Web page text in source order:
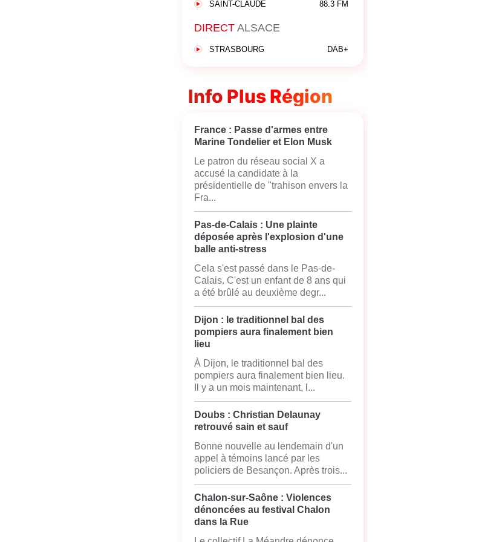
SAINT-CLAUDE 88.3 FM
DIRECTALSACE
STRASBOURG DAB+
Info Plus Région
France : Passe d'armes entre
Marine Tondelier et Elon Musk
Le patron du réseau social X a
accusé la candidate à la
présidentielle de "trahison envers la
Fra...
Pas-de-Calais : Une plainte
déposée après l'explosion d'une
balle anti-stress
Cela s'est passé dans le Pas-de-
Calais. C'est un enfant de 8 ans qui
a été brûlé au deuxième degr...
Dijon : le traditionnel bal des
pompiers aura finalement bien
lieu
À Dijon, le traditionnel bal des
pompiers aura finalement bien lieu.
Il y a un mois maintenant, l...
Doubs : Christian Delaunay
retrouvé sain et sauf
Bonne nouvelle au lendemain d'un
appel à témoins lancé par les
policiers de Besançon. Après trois...
Chalon-sur-Saône : Violences
dénoncées au festival Chalon
dans la Rue